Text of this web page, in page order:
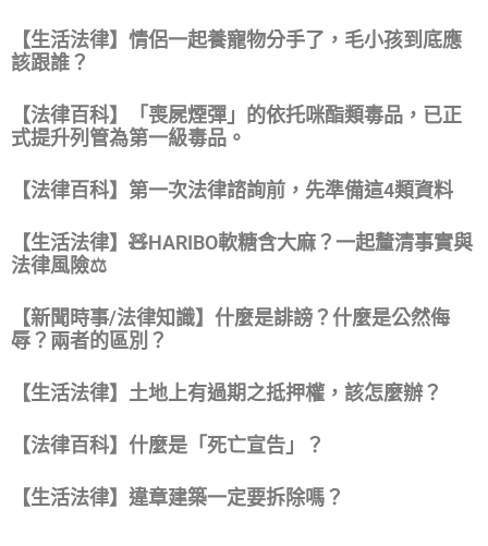
【生活法律】情侶一起養寵物分手了，毛小孩到底應
該跟誰？
【法律百科】「喪屍煙彈」的依托咪酯類毒品，已正
式提升列管為第一級毒品。
【法律百科】第一次法律諮詢前，先準備這4類資料
【生活法律】🧸HARIBO軟糖含大麻？一起釐清事實與
法律風險⚖️
【新聞時事/法律知識】什麼是誹謗？什麼是公然侮
辱？兩者的區別？
【生活法律】土地上有過期之抵押權，該怎麼辦？
【法律百科】什麼是「死亡宣告」？
【生活法律】違章建築一定要拆除嗎？